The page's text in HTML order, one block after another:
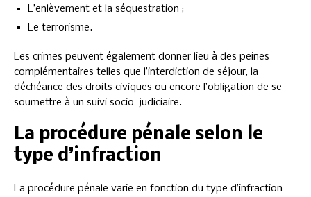
L’enlèvement et la séquestration ;
Le terrorisme.
Les crimes peuvent également donner lieu à des peines
complémentaires telles que l’interdiction de séjour, la
déchéance des droits civiques ou encore l’obligation de se
soumettre à un suivi socio-judiciaire.
La procédure pénale selon le
type d’infraction
La procédure pénale varie en fonction du type d’infraction